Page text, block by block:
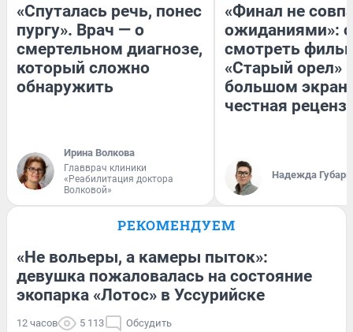
«Спуталась речь, понес
пургу». Врач — о
смертельном диагнозе,
который сложно
обнаружить
Ирина Волкова
Главврач клиники
«Реабилитация доктора
Волковой»
«Финал не
ожиданиями»:
смотреть
«Старый орел»
большом
честная
Надежда Губарь
РЕКОМЕНДУЕМ
«Не вольеры, а камеры пыток»:
девушка пожаловалась на состояние
экопарка «Лотос» в Уссурийске
12 часов 5 113 Обсудить